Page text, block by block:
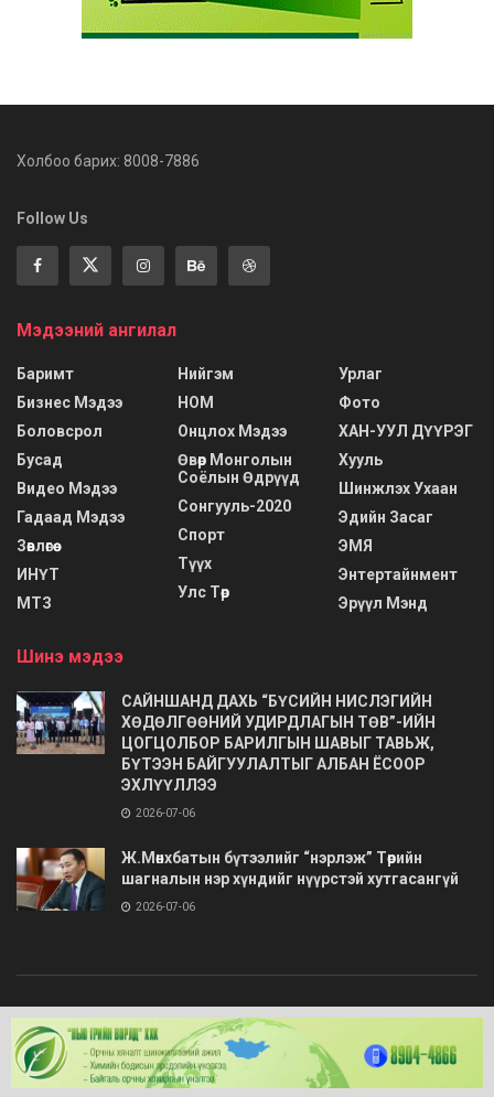
Холбоо барих: 8008-7886
Follow Us
Мэдээний ангилал
Баримт
Бизнес Мэдээ
Боловсрол
Бусад
Видео Мэдээ
Гадаад Мэдээ
Зөвлөгөө
ИНҮТ
МТЗ
Нийгэм
НОМ
Онцлох Мэдээ
Өвөр Монголын
Соёлын Өдрүүд
Сонгууль-2020
Спорт
Түүх
Улс Төр
Урлаг
Фото
ХАН-УУЛ ДҮҮРЭГ
Хууль
Шинжлэх Ухаан
Эдийн Засаг
ЭМЯ
Энтертайнмент
Эрүүл Мэнд
Шинэ мэдээ
САЙНШАНД ДАХЬ “БҮСИЙН НИСЛЭГИЙН
ХӨДӨЛГӨӨНИЙ УДИРДЛАГЫН ТӨВ”-ИЙН
ЦОГЦОЛБОР БАРИЛГЫН ШАВЫГ ТАВЬЖ,
БҮТЭЭН БАЙГУУЛАЛТЫГ АЛБАН ЁСООР
ЭХЛҮҮЛЛЭЭ
2026-07-06
Ж.Мөнхбатын бүтээлийг “нэрлэж” Төрийн
шагналын нэр хүндийг нүүрстэй хутгасангүй
2026-07-06
© 2020 Barimt.com- Зохиогчийн эрх хуулиар хамгаалагдсан. Загварыг
ONLINE MEDIA LLC.